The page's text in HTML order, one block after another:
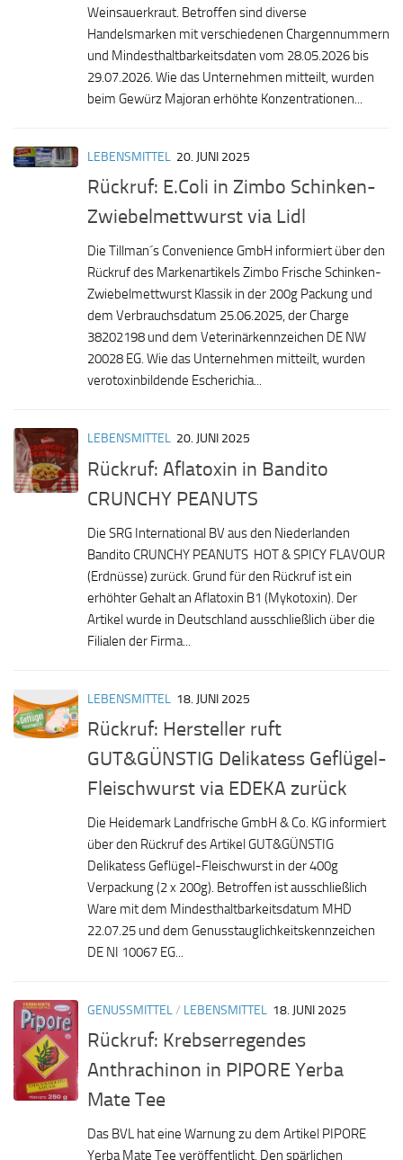
Weinsauerkraut. Betroffen sind diverse
Handelsmarken mit verschiedenen Chargennummern
und Mindesthaltbarkeitsdaten vom 28.05.2026 bis
29.07.2026. Wie das Unternehmen mitteilt, wurden
beim Gewürz Majoran erhöhte Konzentrationen...
LEBENSMITTEL 20. JUNI 2025
Rückruf: E.Coli in Zimbo Schinken-
Zwiebelmettwurst via Lidl
Die Tillman´s Convenience GmbH informiert über den
Rückruf des Markenartikels Zimbo Frische Schinken-
Zwiebelmettwurst Klassik in der 200g Packung und
dem Verbrauchsdatum 25.06.2025, der Charge
38202198 und dem Veterinärkennzeichen DE NW
20028 EG. Wie das Unternehmen mitteilt, wurden
verotoxinbildende Escherichia...
LEBENSMITTEL 20. JUNI 2025
Rückruf: Aflatoxin in Bandito
CRUNCHY PEANUTS
Die SRG International BV aus den Niederlanden
Bandito CRUNCHY PEANUTS HOT & SPICY FLAVOUR
(Erdnüsse) zurück. Grund für den Rückruf ist ein
erhöhter Gehalt an Aflatoxin B1 (Mykotoxin). Der
Artikel wurde in Deutschland ausschließlich über die
Filialen der Firma...
LEBENSMITTEL 18. JUNI 2025
Rückruf: Hersteller ruft
GUT&GÜNSTIG Delikatess Geflügel-
Fleischwurst via EDEKA zurück
Die Heidemark Landfrische GmbH & Co. KG informiert
über den Rückruf des Artikel GUT&GÜNSTIG
Delikatess Geflügel-Fleischwurst in der 400g
Verpackung (2 x 200g). Betroffen ist ausschließlich
Ware mit dem Mindesthaltbarkeitsdatum MHD
22.07.25 und dem Genusstauglichkeitskennzeichen
DE NI 10067 EG...
GENUSSMITTEL/ LEBENSMITTEL 18. JUNI 2025
Rückruf: Krebserregendes
Anthrachinon in PIPORE Yerba
Mate Tee
Das BVL hat eine Warnung zu dem Artikel PIPORE
Yerba Mate Tee veröffentlicht. Den spärlichen